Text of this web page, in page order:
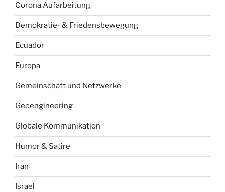
Corona Aufarbeitung
Demokratie- & Friedensbewegung
Ecuador
Europa
Gemeinschaft und Netzwerke
Geoengineering
Globale Kommunikation
Humor & Satire
Iran
Israel